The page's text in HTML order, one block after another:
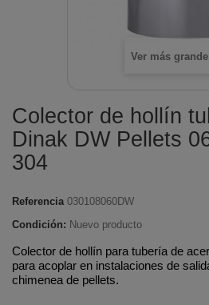
Ver más grande
Colector de hollín
Dinak DW Pellets
304
Referencia 030108060DW
Condición: Nuevo producto
Colector de hollín para tubería de
para acoplar en instalaciones de
chimenea de pellets.